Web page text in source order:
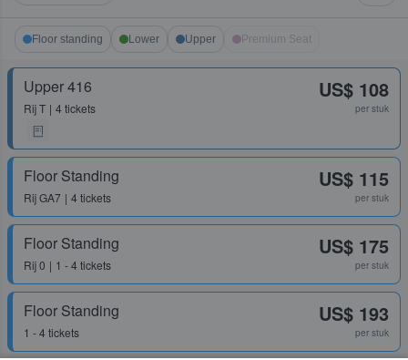
Floor standing Lower Upper Premium Seat
Upper 416
RijT 4 tickets
US$ 108
per stuk
Floor Standing
RijGA7 4 tickets
US$ 115
per stuk
Floor Standing
Rij0 1 - 4 tickets
US$ 175
per stuk
Floor Standing
1 - 4 tickets
US$ 193
per stuk